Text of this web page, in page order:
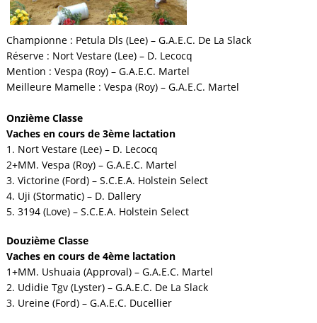
Championne : Petula Dls (Lee) – G.A.E.C. De La Slack
Réserve : Nort Vestare (Lee) – D. Lecocq
Mention : Vespa (Roy) – G.A.E.C. Martel
Meilleure Mamelle : Vespa (Roy) – G.A.E.C. Martel
Onzième Classe
Vaches en cours de 3ème lactation
1. Nort Vestare (Lee) – D. Lecocq
2+MM. Vespa (Roy) – G.A.E.C. Martel
3. Victorine (Ford) – S.C.E.A. Holstein Select
4. Uji (Stormatic) – D. Dallery
5. 3194 (Love) – S.C.E.A. Holstein Select
Douzième Classe
Vaches en cours de 4ème lactation
1+MM. Ushuaia (Approval) – G.A.E.C. Martel
2. Udidie Tgv (Lyster) – G.A.E.C. De La Slack
3. Ureine (Ford) – G.A.E.C. Ducellier